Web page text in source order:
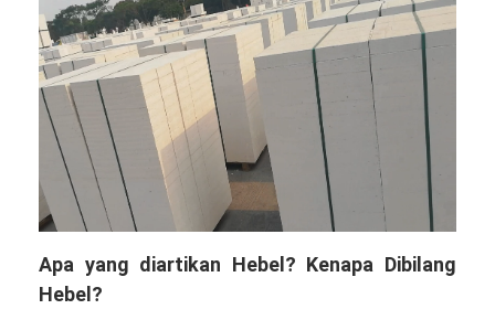
Apa yang diartikan Hebel? Kenapa Dibilang
Hebel?